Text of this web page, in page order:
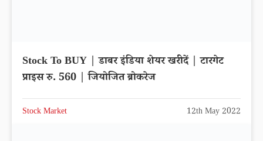
Stock To BUY | डाबर इंडिया शेयर खरीदें | टारगेट
प्राइस रु. 560 | जियोजित ब्रोकरेज
Stock Market 12th May 2022